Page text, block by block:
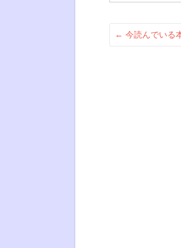
← 今読んでいる